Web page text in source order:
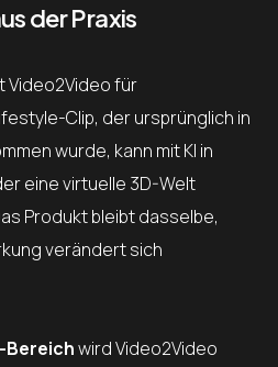
der Praxis
Video2Video für
Clip, der ursprünglich in
wurde, kann mit KI in
eine virtuelle 3D-Welt
Produkt bleibt dasselbe,
verändert sich
Bereichwird Video2Video